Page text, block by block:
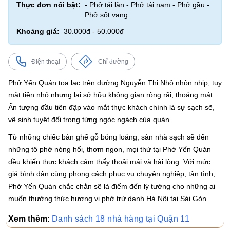
Thực đơn nổi bật: - Phở tái lăn - Phở tái nạm - Phở gầu -
Phở sốt vang
Khoảng giá: 30.000đ - 50.000đ
Điện thoại Chỉ đường
Phở Yến Quán tọa lạc trên đường Nguyễn Thị Nhỏ nhộn nhịp, tuy
mặt tiền nhỏ nhưng lại sở hữu không gian rộng rãi, thoáng mát.
Ấn tượng đầu tiên đập vào mắt thực khách chính là sự sạch sẽ,
vệ sinh tuyệt đối trong từng ngóc ngách của quán.
Từ những chiếc bàn ghế gỗ bóng loáng, sàn nhà sạch sẽ đến
những tô phở nóng hổi, thơm ngon, mọi thứ tại Phở Yến Quán
đều khiến thực khách cảm thấy thoải mái và hài lòng. Với mức
giá bình dân cùng phong cách phục vụ chuyên nghiệp, tận tình,
Phở Yến Quán chắc chắn sẽ là điểm đến lý tưởng cho những ai
muốn thưởng thức hương vị phở trứ danh Hà Nội tại Sài Gòn.
Xem thêm: Danh sách 18 nhà hàng tại Quận 11